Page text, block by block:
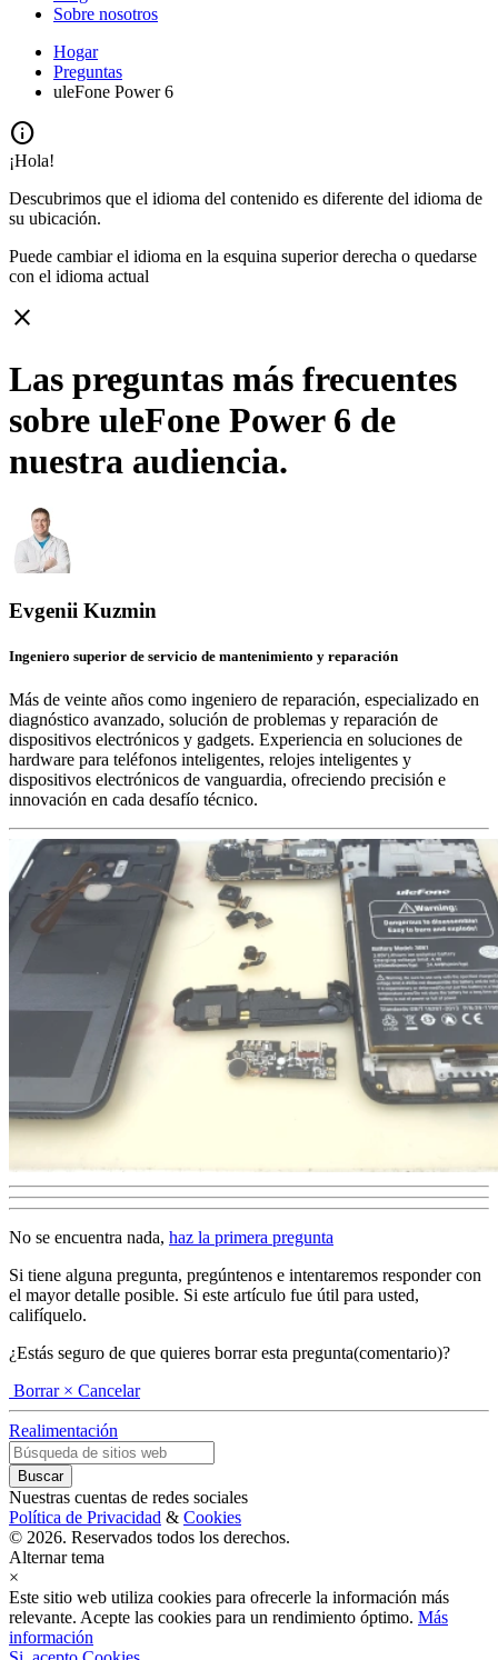
Sobre nosotros
Hogar
Preguntas
uleFone Power 6
info
¡Hola!
Descubrimos que el idioma del contenido es diferente del idioma de
su ubicación.
Puede cambiar el idioma en la esquina superior derecha o quedarse
con el idioma actual
close
Las preguntas más frecuentes
sobre uleFone Power 6 de
nuestra audiencia.
Evgenii Kuzmin
Ingeniero superior de servicio de mantenimiento y reparación
Más de veinte años como ingeniero de reparación, especializado en
diagnóstico avanzado, solución de problemas y reparación de
dispositivos electrónicos y gadgets. Experiencia en soluciones de
hardware para teléfonos inteligentes, relojes inteligentes y
dispositivos electrónicos de vanguardia, ofreciendo precisión e
innovación en cada desafío técnico.
No se encuentra nada, haz la primera pregunta
Si tiene alguna pregunta, pregúntenos e intentaremos responder con
el mayor detalle posible. Si este artículo fue útil para usted,
califíquelo.
¿Estás seguro de que quieres borrar esta pregunta(comentario)?
Borrar × Cancelar
Realimentación
Nuestras cuentas de redes sociales
Política de Privacidad & Cookies
© 2026. Reservados todos los derechos.
Alternar tema
×
Este sitio web utiliza cookies para ofrecerle la información más
relevante. Acepte las cookies para un rendimiento óptimo. Más
información